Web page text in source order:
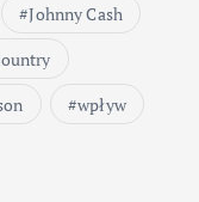
Johnny Cash
wpływ